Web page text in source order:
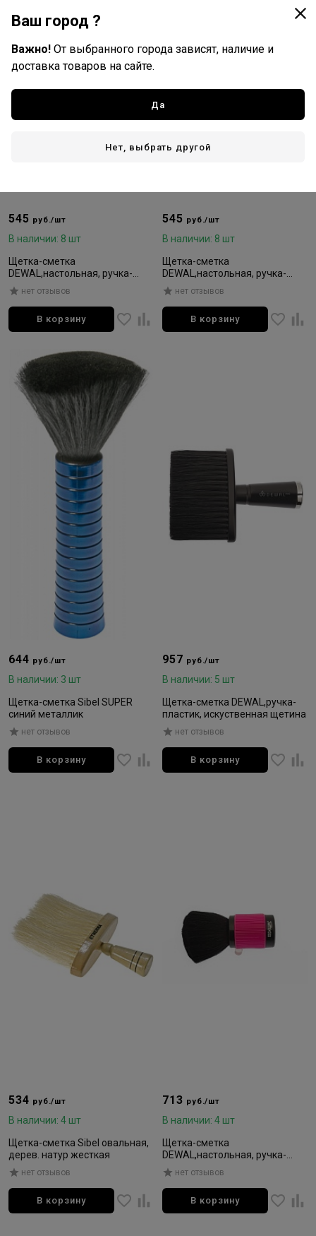
545 руб./шт
В наличии: 8 шт
Щетка-сметка
DEWAL,настольная, ручка-
пластик, с ёмкостью для
талька, искусственная щетина
нет отзывов
В корзину
545 руб./шт
В наличии: 8 шт
Щетка-сметка
DEWAL,настольная, ручка-
пластик, с ёмкостью для
талька, искусственная щетина
нет отзывов
В корзину
644 руб./шт
В наличии: 3 шт
Щетка-сметка Sibel SUPER
синий металлик
нет отзывов
В корзину
957 руб./шт
В наличии: 5 шт
Щетка-сметка DEWAL,ручка-
пластик, искуственная щетина
нет отзывов
В корзину
534 руб./шт
В наличии: 4 шт
Щетка-сметка Sibel овальная,
дерев. натур жесткая
нет отзывов
В корзину
713 руб./шт
В наличии: 4 шт
Щетка-сметка
DEWAL,настольная, ручка-
пластик прорезиненный,
натуральная овечья щетина
нет отзывов
В корзину
Ваш город ?
Важно! От выбранного города зависят, наличие и
доставка товаров на сайте.
Да
Нет, выбрать другой